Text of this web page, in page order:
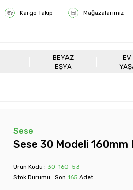
Kargo Takip Mağazalarımız
BEYAZ
EŞYA
EV
Sese
Sese 30 Modeli
Ürün Kodu : 30-160-53
Stok Durumu : Son 165 Adet